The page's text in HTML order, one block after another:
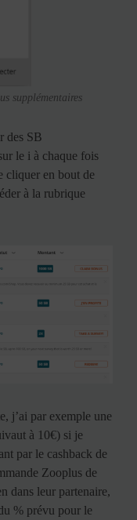
supplémentaires
des SB
le i à chaque fois
cliquer en bout de
à la rubrique
j’ai par exemple une
à 10€) si je
par le cashback de
Zooplus de
dans leur partenaire,
% prévu pour le